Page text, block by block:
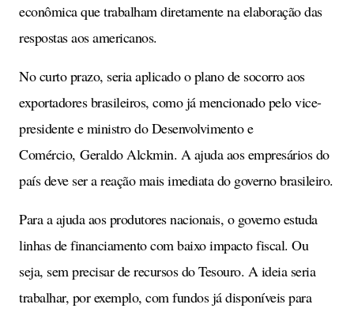
econômica que trabalham diretamente na elaboração das
respostas aos americanos.
No curto prazo, seria aplicado o plano de socorro aos
exportadores brasileiros, como já mencionado pelo vice-
presidente e ministro do Desenvolvimento e
Comércio, Geraldo Alckmin. A ajuda aos empresários do
país deve ser a reação mais imediata do governo brasileiro.
Para a ajuda aos produtores nacionais, o governo estuda
linhas de financiamento com baixo impacto fiscal. Ou
seja, sem precisar de recursos do Tesouro. A ideia seria
trabalhar, por exemplo, com fundos já disponíveis para